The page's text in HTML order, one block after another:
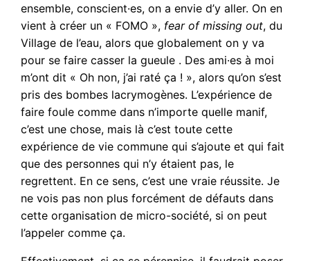
ensemble, conscient·es, on a envie d’y aller. On en
vient à créer un « FOMO », fear of missing out, du
Village de l’eau, alors que globalement on y va
pour se faire casser la gueule . Des ami·es à moi
m’ont dit « Oh non, j’ai raté ça ! », alors qu’on s’est
pris des bombes lacrymogènes. L’expérience de
faire foule comme dans n’importe quelle manif,
c’est une chose, mais là c’est toute cette
expérience de vie commune qui s’ajoute et qui fait
que des personnes qui n’y étaient pas, le
regrettent. En ce sens, c’est une vraie réussite. Je
ne vois pas non plus forcément de défauts dans
cette organisation de micro-société, si on peut
l’appeler comme ça.